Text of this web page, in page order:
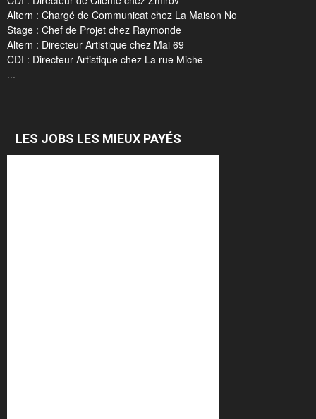
Altern : Chargé de Communicat chez La Maison No
Stage : Chef de Projet chez Raymonde
Altern : Directeur Artistique chez Mai 69
CDI : Directeur Artistique chez La rue Miche
...
LES JOBS LES MIEUX PAYÉS